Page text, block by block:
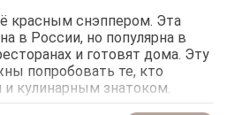
красным снэппером. Эта
в России, но популярна в
и готовят дома. Эту
попробовать те, кто
и кулинарным знатоком.